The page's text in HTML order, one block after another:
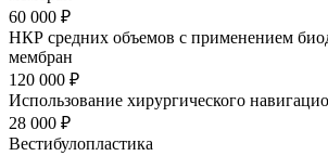
60 000 ₽
НКР средних объемов с применением
мембран
120 000 ₽
Использование хирургического
28 000 ₽
Вестибулопластика